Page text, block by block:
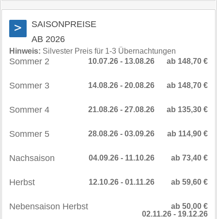
>
SAISONPREISE
AB 2026
Hinweis: Silvester Preis für 1-3 Übernachtungen
Sommer 2 ab 148,70 €
10.07.26 - 13.08.26
Sommer 3 ab 148,70 €
14.08.26 - 20.08.26
Sommer 4 ab 135,30 €
21.08.26 - 27.08.26
Sommer 5 ab 114,90 €
28.08.26 - 03.09.26
Nachsaison ab 73,40 €
04.09.26 - 11.10.26
Herbst ab 59,60 €
12.10.26 - 01.11.26
Nebensaison Herbst
ab 50,00 €
02.11.26 - 19.12.26